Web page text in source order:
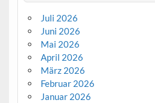
Juli 2026
Juni 2026
Mai 2026
April 2026
März 2026
Februar 2026
Januar 2026